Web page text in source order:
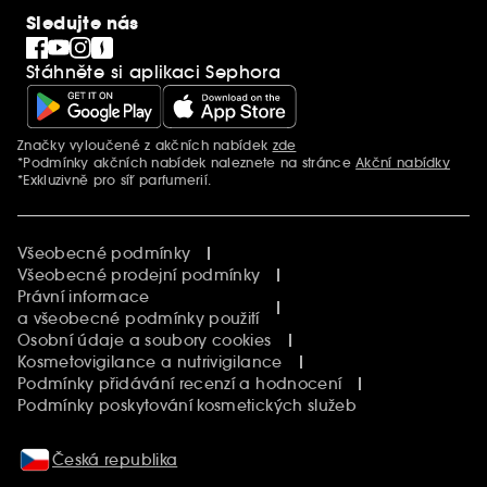
Blog Sephora
Singles´ Day
Black Friday
Cyber Monday
Vánoce
Sledujte nás
Stáhněte si aplikaci Sephora
Další informace
Značky vyloučené z akčních nabídek zde
*Podmínky akčních nabídek naleznete na stránceAkční nabídky
*Exkluzivně pro síť parfumerií.
Všeobecné podmínky
Všeobecné prodejní podmínky
Právní informace
a všeobecné podmínky použití
Osobní údaje a soubory cookies
Kosmetovigilance a nutrivigilance
Podmínky přidávání recenzí a hodnocení
Podmínky poskytování kosmetických služeb
Česká republika